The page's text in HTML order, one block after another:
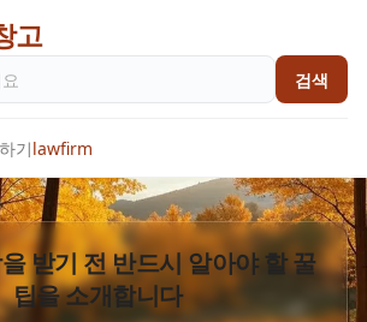
고
검색
기lawfirm
받기 전 반드시 알아야 할 꿀
팁을 소개합니다